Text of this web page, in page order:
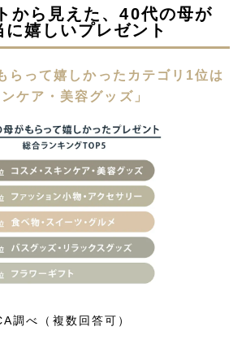
から見えた、40代の母が
に嬉しいプレゼント
らって嬉しかったカテゴリ1位は
ケア・美容グッズ」
調べ（複数回答可）